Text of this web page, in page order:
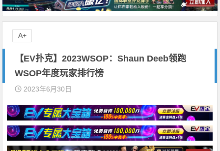
【EV扑克】2023WSOP：Shaun Deeb领跑
WSOP年度玩家排行榜
2023年6月30日
A+